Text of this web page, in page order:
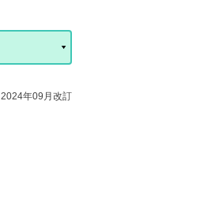
2024年09月改訂